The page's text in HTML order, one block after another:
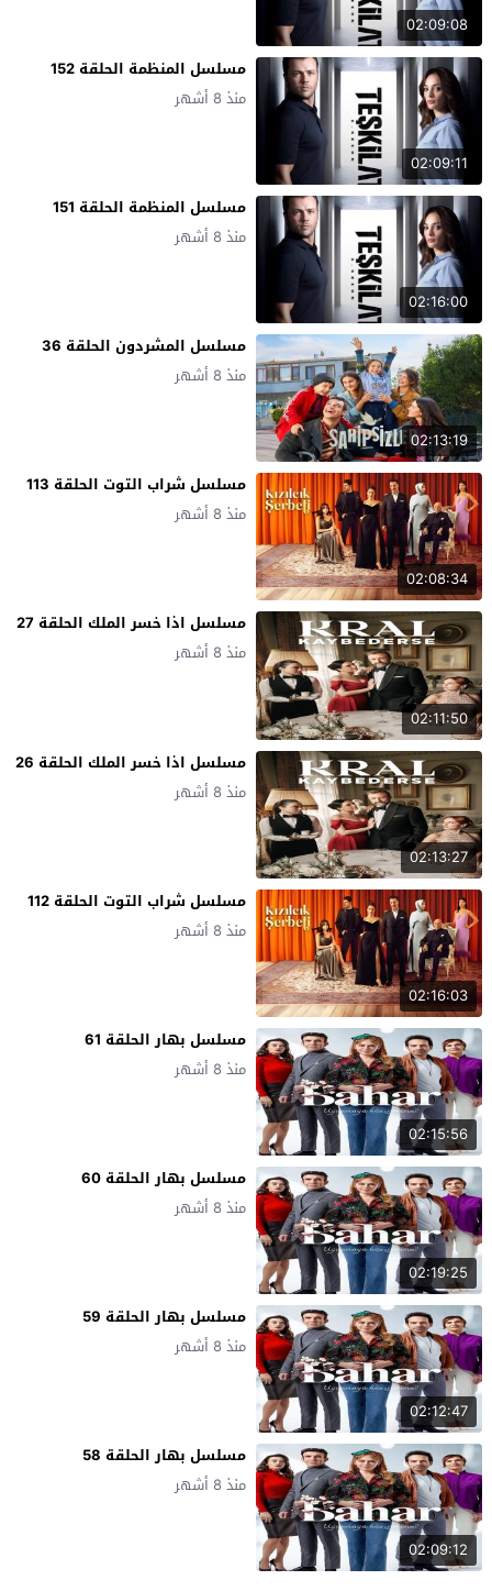
02:09:08
02:09:11
مسلسل المنظمة الحلقة 152
منذ 8 أشهر
02:16:00
مسلسل المنظمة الحلقة 151
منذ 8 أشهر
02:13:19
مسلسل المشردون الحلقة 36
منذ 8 أشهر
02:08:34
مسلسل شراب التوت الحلقة 113
منذ 8 أشهر
02:11:50
مسلسل اذا خسر الملك الحلقة 27
منذ 8 أشهر
02:13:27
مسلسل اذا خسر الملك الحلقة 26
منذ 8 أشهر
02:16:03
مسلسل شراب التوت الحلقة 112
منذ 8 أشهر
02:15:56
مسلسل بهار الحلقة 61
منذ 8 أشهر
02:19:25
مسلسل بهار الحلقة 60
منذ 8 أشهر
02:12:47
مسلسل بهار الحلقة 59
منذ 8 أشهر
02:09:12
مسلسل بهار الحلقة 58
منذ 8 أشهر